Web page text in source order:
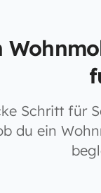
Schritt für
du ein